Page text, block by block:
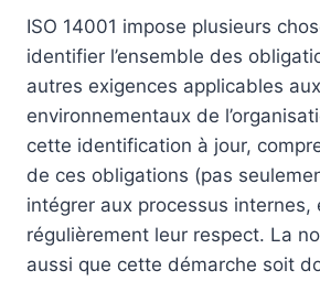
ISO 14001 impose plusieurs
identifier l’ensemble des
autres exigences applicables
environnementaux de
cette identification à jour,
de ces obligations (pas
intégrer aux processus internes,
régulièrement leur respect. La
aussi que cette démarche soit